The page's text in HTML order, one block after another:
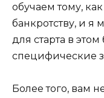
обучаем тому,
банкротству, и я
для старта в
специфические
Более того, вам